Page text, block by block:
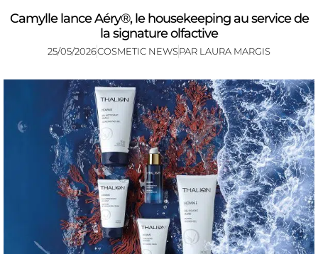
Camylle lance Aéry®, le housekeeping au service de
la signature olfactive
25/05/2026COSMETIC NEWSPAR LAURA MARGIS